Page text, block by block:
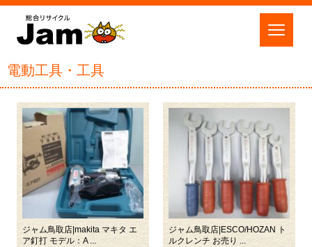
電動工具・工具
ジャム鳥取店|makita マキタ エ
ア釘打 モデル：A ...
ジャム鳥取店|ESCO/HOZAN ト
ルクレンチ お売り ...